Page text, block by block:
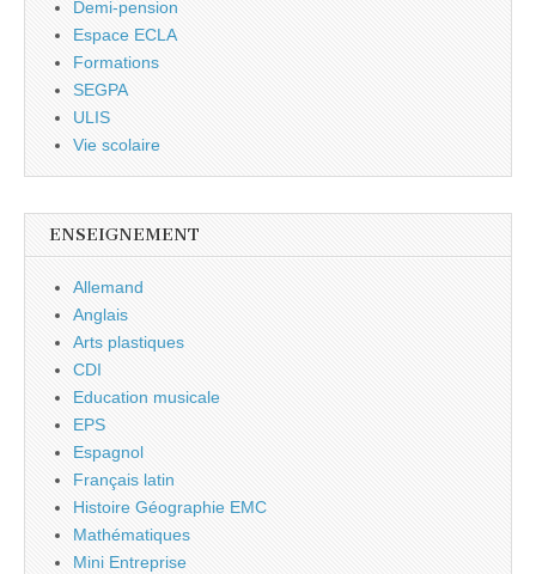
Demi-pension
Espace ECLA
Formations
SEGPA
ULIS
Vie scolaire
ENSEIGNEMENT
Allemand
Anglais
Arts plastiques
CDI
Education musicale
EPS
Espagnol
Français latin
Histoire Géographie EMC
Mathématiques
Mini Entreprise